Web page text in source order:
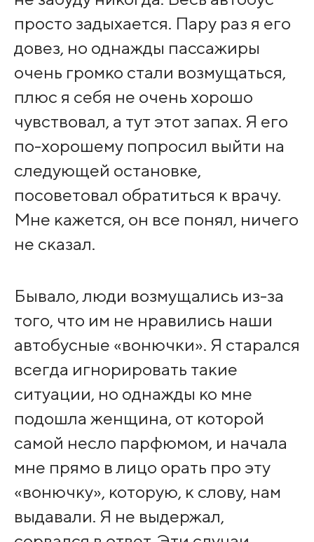
просто задыхается. Пару раз я его
довез, но однажды пассажиры
очень громко стали возмущаться,
плюс я себя не очень хорошо
чувствовал, а тут этот запах. Я его
по-хорошему попросил выйти на
следующей остановке,
посоветовал обратиться к врачу.
Мне кажется, он все понял, ничего
не сказал.
Бывало, люди возмущались из-за
того, что им не нравились наши
автобусные «вонючки». Я старался
всегда игнорировать такие
ситуации, но однажды ко мне
подошла женщина, от которой
самой несло парфюмом, и начала
мне прямо в лицо орать про эту
«вонючку», которую, к слову, нам
выдавали. Я не выдержал,